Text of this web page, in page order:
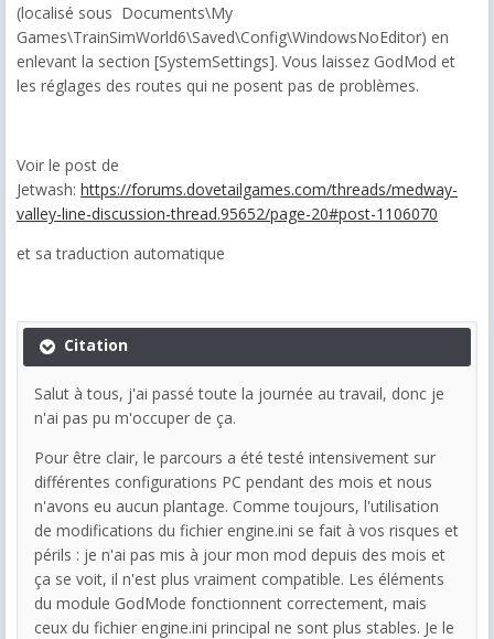
(localisé sous Documents\My
Games\TrainSimWorld6\Saved\Config\WindowsNoEditor) en
enlevant la section [SystemSettings]. Vous laissez GodMod et
les réglages des routes qui ne posent pas de problèmes.
Voir le post de
Jetwash: https://forums.dovetailgames.com/threads/medway-
valley-line-discussion-thread.95652/page-20#post-1106070
et sa traduction automatique
Citation
Salut à tous, j'ai passé toute la journée au travail, donc je
n'ai pas pu m'occuper de ça.
Pour être clair, le parcours a été testé intensivement sur
différentes configurations PC pendant des mois et nous
n'avons eu aucun plantage. Comme toujours, l'utilisation
de modifications du fichier engine.ini se fait à vos risques et
périls : je n'ai pas mis à jour mon mod depuis des mois et
ça se voit, il n'est plus vraiment compatible. Les éléments
du module GodMode fonctionnent correctement, mais
ceux du fichier engine.ini principal ne sont plus stables. Je le